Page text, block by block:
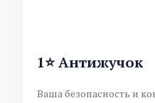
1⭐ Антижучок
Ваша безопасность и